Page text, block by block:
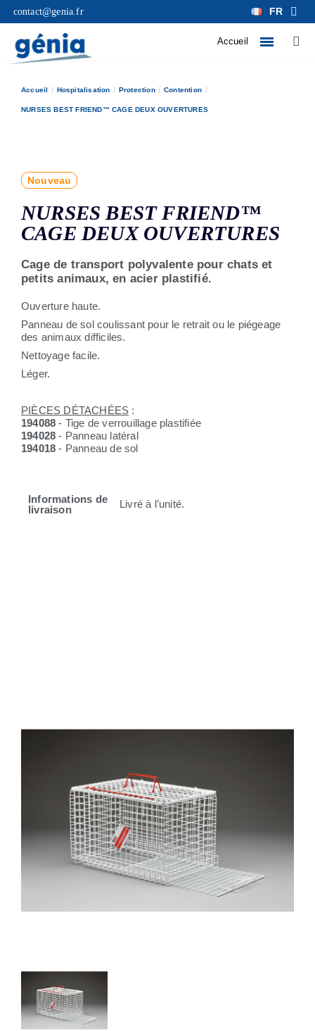
contact@genia.fr FR
Accueil
Accueil Hospitalisation Protection Contention
NURSES BEST FRIEND™ CAGE DEUX OUVERTURES
Nouveau
NURSES BEST FRIEND™
CAGE DEUX OUVERTURES
Cage de transport polyvalente pour chats et
petits animaux, en acier plastifié.
Ouverture haute.
Panneau de sol coulissant pour le retrait ou le piégeage
des animaux difficiles.
Nettoyage facile.
Léger.
PIÈCES DÉTACHÉES :
194088 - Tige de verrouillage plastifiée
194028- Panneau latéral
194018- Panneau de sol
Informations de
livraison
Livré à l’unité.